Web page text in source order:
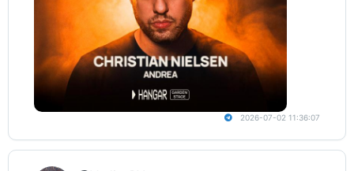
2026-07-02 11:36:07